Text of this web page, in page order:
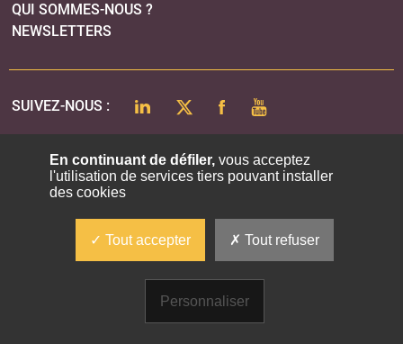
QUI SOMMES-NOUS ?
NEWSLETTERS
SUIVEZ-NOUS : LINKEDINTWITTERFACEBOOK
YOUTUBE
PLAN DU SITE
En continuant de défiler,vous acceptez
l'utilisation de services tiers pouvant installer
des cookies
Tout accepter Tout refuser
Personnaliser